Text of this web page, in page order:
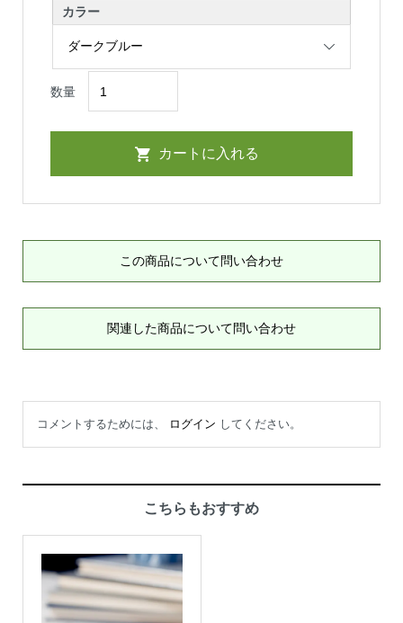
カラー
数量
この商品について問い合わせ
関連した商品について問い合わせ
コメントするためには、 ログイン してください。
こちらもおすすめ